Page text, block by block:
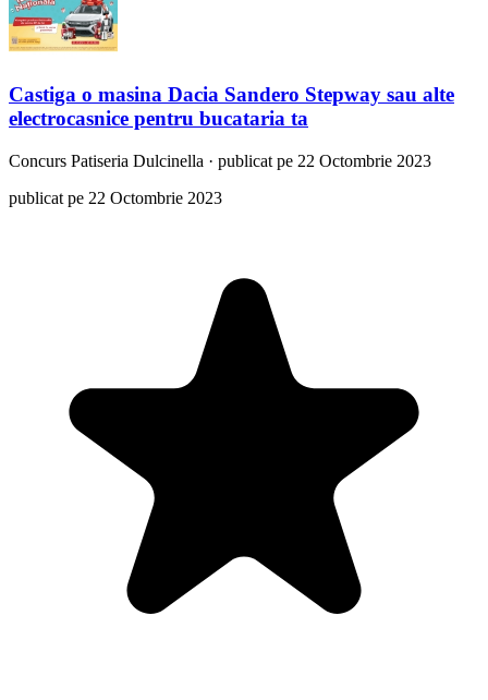
Castiga o masina Dacia Sandero Stepway sau alte
electrocasnice pentru bucataria ta
Concurs Patiseria Dulcinella · publicat pe 22 Octombrie 2023
publicat pe 22 Octombrie 2023